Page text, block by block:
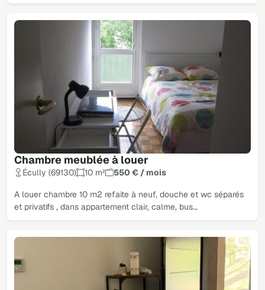
Chambre meublée à louer
Écully (69130) 10 m² 550 € / mois
A louer chambre 10 m2 refaite à neuf, douche et wc séparés
et privatifs , dans appartement clair, calme, bus…